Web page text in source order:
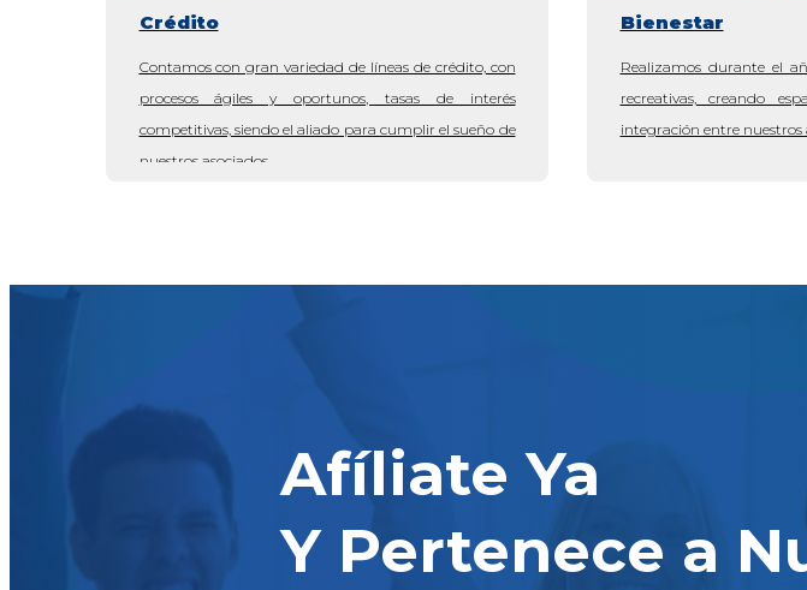
Crédito
Contamos con gran variedad de líneas de crédito, con
procesos ágiles y oportunos, tasas de interés
competitivas, siendo el aliado para cumplir el sueño de
nuestros asociados
Bienestar
Realizamos durante el
recreativas, creando
integración entre nuestros
Afíliate Ya
Y Pertenece a